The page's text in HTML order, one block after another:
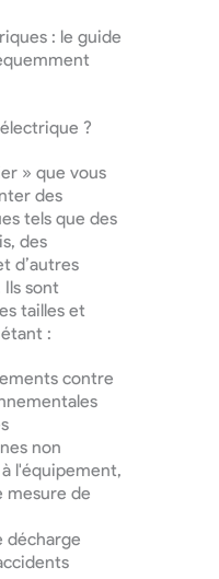
: le guide
?
» que vous
des
tels que des
des
d’autres
sont
tailles et
:
contre
non
l'équipement,
mesure de
décharge